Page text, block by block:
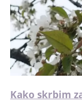
Kako skrbim